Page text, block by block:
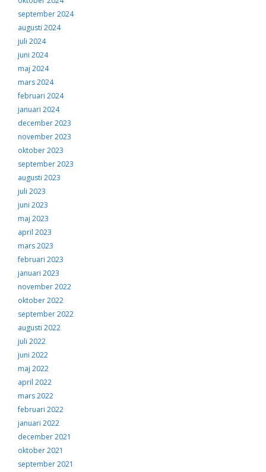
september 2024
augusti 2024
juli 2024
juni 2024
maj 2024
mars 2024
februari 2024
januari 2024
december 2023
november 2023
oktober 2023
september 2023
augusti 2023
juli 2023
juni 2023
maj 2023
april 2023
mars 2023
februari 2023
januari 2023
november 2022
oktober 2022
september 2022
augusti 2022
juli 2022
juni 2022
maj 2022
april 2022
mars 2022
februari 2022
januari 2022
december 2021
oktober 2021
september 2021